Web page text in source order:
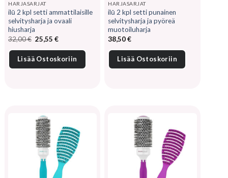
HARJASARJAT
ilū 2 kpl setti ammattilaisille
selvitysharja ja ovaali
hiusharja
32,00€ Alkuperäinen
hinta
oli:
32,00 €.
25,55€Nykyinen
on:
25,55 €.
Lisää Ostoskoriin
HARJASARJAT
ilū 2 kpl setti punainen
selvitysharja ja pyöreä
muotoiluharja
38,50€
Lisää Ostoskoriin